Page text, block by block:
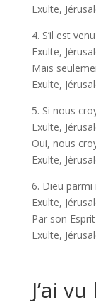
Exulte,
4. S’il est
Exulte,
Mais
Exulte,
5. Si nous
Exulte,
Oui, nous
Exulte,
6. Dieu parmi
Exulte,
Par son
Exulte,
J’ai